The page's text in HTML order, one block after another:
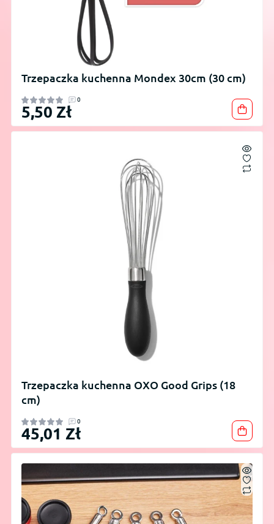
Trzepaczka kuchenna Mondex 30cm (30 cm)
0
5,50 Zł
Trzepaczka kuchenna OXO Good Grips (18
cm)
0
45,01 Zł